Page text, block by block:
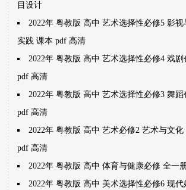
目设计
2022年 粤教版 高中 艺术选择性必修5 影
实践 课本 pdf 高清
2022年 粤教版 高中 艺术选择性必修4 戏
pdf 高清
2022年 粤教版 高中 艺术选择性必修3 舞
pdf 高清
2022年 粤教版 高中 艺术必修2 艺术与文
pdf 高清
2022年 粤教版 高中 体育与健康必修 全一
2022年 粤教版 高中 美术选择性必修6 现